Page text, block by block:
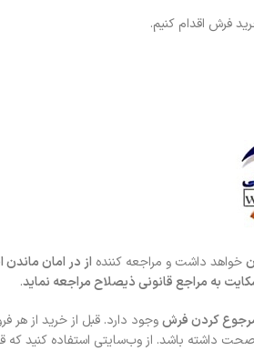
فرش اقدام کنیم.
خواهد داشت و مراجعه کننده از در امان
به مراجع قانونی ذیصلاح مراجعه نماید.
کردن فرشوجود دارد. قبل از خرید از هر
داشته باشد. از وب‌سایتی استفاده کنید که